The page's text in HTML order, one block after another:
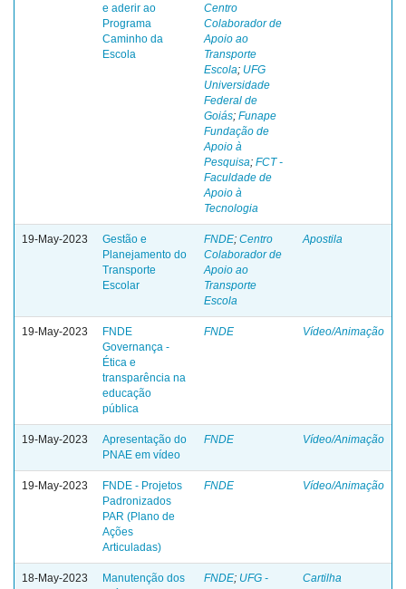
e aderir ao
Programa
Caminho da
Escola
Centro
Colaborador de
Apoio ao
Transporte
Escola; UFG
Universidade
Federal de
Goiás; Funape
Fundação de
Apoio à
Pesquisa; FCT -
Faculdade de
Apoio à
Tecnologia
19-May-2023
Gestão e
Planejamento do
Transporte
Escolar
FNDE; Centro
Colaborador de
Apoio ao
Transporte
Escola
Apostila
19-May-2023
FNDE
Governança -
Ética e
transparência na
educação
pública
FNDE Vídeo/Animação
19-May-2023
Apresentação do
PNAE em vídeo
FNDE Vídeo/Animação
19-May-2023
FNDE - Projetos
Padronizados
PAR (Plano de
Ações
Articuladas)
FNDE Vídeo/Animação
18-May-2023
Manutenção dos
FNDE; UFG -
Cartilha